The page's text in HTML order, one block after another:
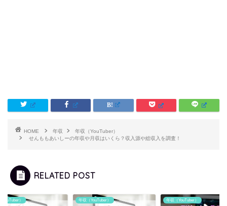
HOME 年収
年収（YouTuber）
せんももあいしーの年収や月収はいくら？収入源や総収入を調査！
RELATED POST
YouTuber） 年収（YouTuber） 年収（YouTuber）